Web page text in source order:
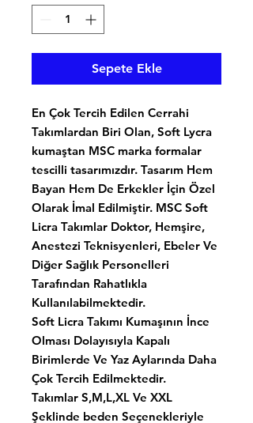
Sepete Ekle
En Çok Tercih Edilen Cerrahi
Takımlardan Biri Olan, Soft Lycra
kumaştan MSC marka formalar
tescilli tasarımızdır. Tasarım Hem
Bayan Hem De Erkekler İçin Özel
Olarak İmal Edilmiştir. MSC Soft
Licra Takımlar Doktor, Hemşire,
Anestezi Teknisyenleri, Ebeler Ve
Diğer Sağlık Personelleri
Tarafından Rahatlıkla
Kullanılabilmektedir.
Soft Licra Takımı Kumaşının İnce
Olması Dolayısıyla Kapalı
Birimlerde Ve Yaz Aylarında Daha
Çok Tercih Edilmektedir.
Takımlar S,M,L,XL Ve XXL
Şeklinde beden Seçenekleriyle